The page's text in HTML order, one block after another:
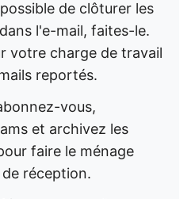
de clôturer les
l'e-mail, faites-le.
votre charge de travail
reportés.
vous,
et archivez les
faire le ménage
réception.